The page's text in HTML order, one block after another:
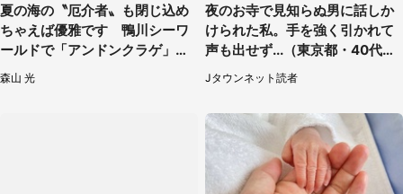
夏の海の〝厄介者〟も閉じ込め
ちゃえば優雅です 鴨川シーワ
ールドで「アンドンクラゲ」期
間限定展示【7／29～】
森山 光
夜のお寺で見知らぬ男に話しか
けられた私。手を強く引かれて
声も出せず...（東京都・40代女
Jタウンネット読者